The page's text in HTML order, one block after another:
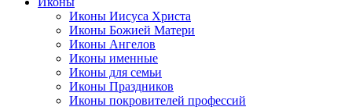
Иконы Иисуса Христа
Иконы Божией Матери
Иконы Ангелов
Иконы именные
Иконы для семьи
Иконы Праздников
Иконы покровителей профессий